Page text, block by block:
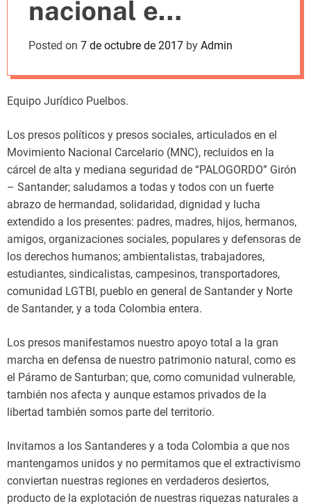
e
nacional e
iternacional
Posted on 7 de octubre de 2017 by Admin
Equipo Jurídico Puelbos.
Los presos políticos y presos sociales, articulados en el
Movimiento Nacional Carcelario (MNC), recluidos en la
cárcel de alta y mediana seguridad de “PALOGORDO” Girón
– Santander; saludamos a todas y todos con un fuerte
abrazo de hermandad, solidaridad, dignidad y lucha
extendido a los presentes: padres, madres, hijos, hermanos,
amigos, organizaciones sociales, populares y defensoras de
los derechos humanos; ambientalistas, trabajadores,
estudiantes, sindicalistas, campesinos, transportadores,
comunidad LGTBI, pueblo en general de Santander y Norte
de Santander, y a toda Colombia entera.
Los presos manifestamos nuestro apoyo total a la gran
marcha en defensa de nuestro patrimonio natural, como es
el Páramo de Santurban; que, como comunidad vulnerable,
también nos afecta y aunque estamos privados de la
libertad también somos parte del territorio.
Invitamos a los Santanderes y a toda Colombia a que nos
mantengamos unidos y no permitamos que el extractivismo
conviertan nuestras regiones en verdaderos desiertos,
producto de la explotación de nuestras riquezas naturales a